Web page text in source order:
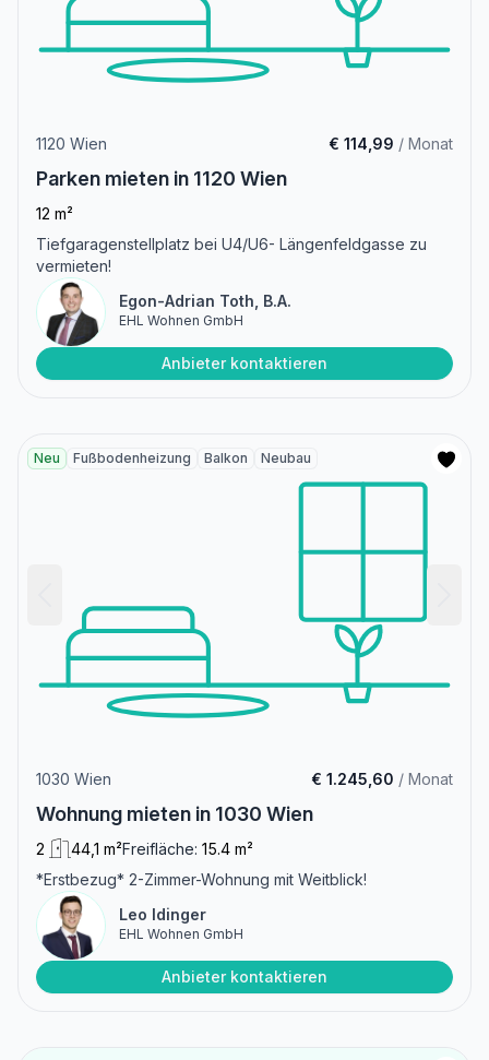
1120 Wien € 114,99 / Monat
Parken mieten in 1120 Wien
12 m²
Tiefgaragenstellplatz bei U4/U6- Längenfeldgasse zu
vermieten!
Egon-Adrian Toth, B.A.
EHL Wohnen GmbH
Anbieter kontaktieren
Neu Fußbodenheizung Balkon Neubau
1030 Wien € 1.245,60 / Monat
Wohnung mieten in 1030 Wien
2 44,1 m²Freifläche: 15.4 m²
*Erstbezug* 2-Zimmer-Wohnung mit Weitblick!
Leo Idinger
EHL Wohnen GmbH
Anbieter kontaktieren